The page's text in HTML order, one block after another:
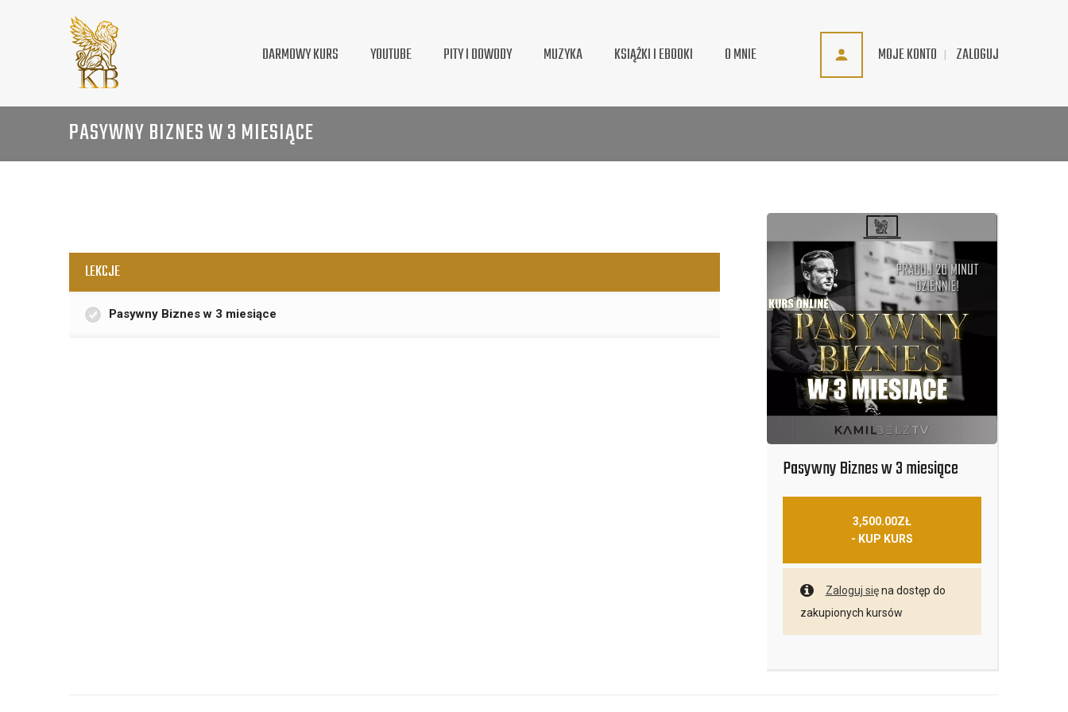
MOJE KONTO ZALOGUJ
DARMOWY KURS YOUTUBE PITY I DOWODY MUZYKA KSIĄŻKI I EBOOKI O MNIE
PASYWNY BIZNES W 3 MIESIĄCE
LEKCJE
Pasywny Biznes w 3 miesiące
Pasywny Biznes w 3 miesiące
3,500.00ZŁ
- KUP KURS
Zaloguj sięna dostęp do
zakupionych kursów